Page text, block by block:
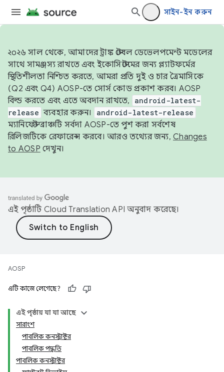
সাইন-ইন করুন
২০২৬ সাল থেকে, আমাদের ট্রাঙ্ক স্টেবল ডেভেলপমেন্ট মডেলের
সাথে সামঞ্জস্য রাখতে এবং ইকোসিস্টেমের জন্য প্ল্যাটফর্মের
স্থিতিশীলতা নিশ্চিত করতে, আমরা প্রতি দুই ও চার ত্রৈমাসিকে
(Q2 এবং Q4) AOSP-তে সোর্স কোড প্রকাশ করব। AOSP
বিল্ড করতে এবং এতে অবদান রাখতে,
android-latest-
release ব্যবহার করুন। android-latest-release
ম্যানিফেস্ট ব্রাঞ্চটি সর্বদা AOSP-তে পুশ করা সর্বশেষ
রিলিজটিকে রেফারেন্স করবে। আরও তথ্যের জন্য, Changes
to AOSP দেখুন।
এই পৃষ্ঠাটি Cloud Translation API অনুবাদ করেছে।
AOSP
এটি কাজে লেগেছে?
এই পৃষ্ঠায় যা যা আছে
সারাংশ
পাবলিক কনস্ট্রাক্টর
পাবলিক পদ্ধতি
পাবলিক কনস্ট্রাক্টর